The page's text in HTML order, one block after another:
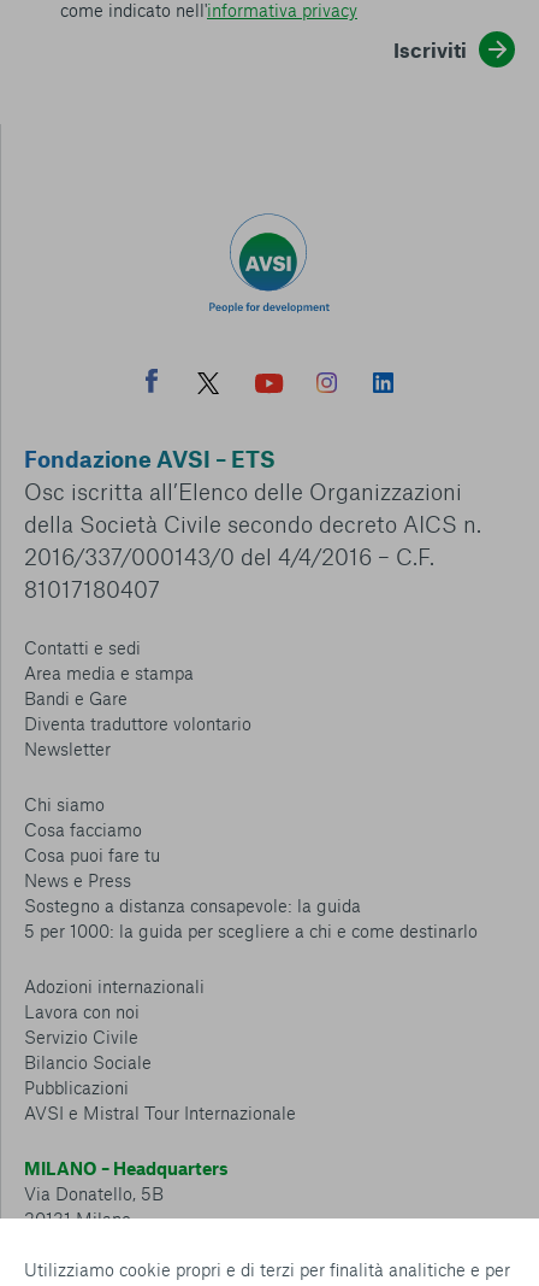
Utilizziamo cookie propri e di terzi per finalità analitiche e per
come indicato nell'informativa privacy
Iscriviti
Fondazione AVSI – ETS
Osc iscritta all’Elenco delle Organizzazioni
della Società Civile secondo decreto AICS n.
2016/337/000143/0 del 4/4/2016 – C.F.
81017180407
Contatti e sedi
Area media e stampa
Bandi e Gare
Diventa traduttore volontario
Newsletter
Chi siamo
Cosa facciamo
Cosa puoi fare tu
News e Press
Sostegno a distanza consapevole: la guida
5 per 1000: la guida per scegliere a chi e come destinarlo
Adozioni internazionali
Lavora con noi
Servizio Civile
Bilancio Sociale
Pubblicazioni
AVSI e Mistral Tour Internazionale
MILANO – Headquarters
Via Donatello, 5B
20131 Milano